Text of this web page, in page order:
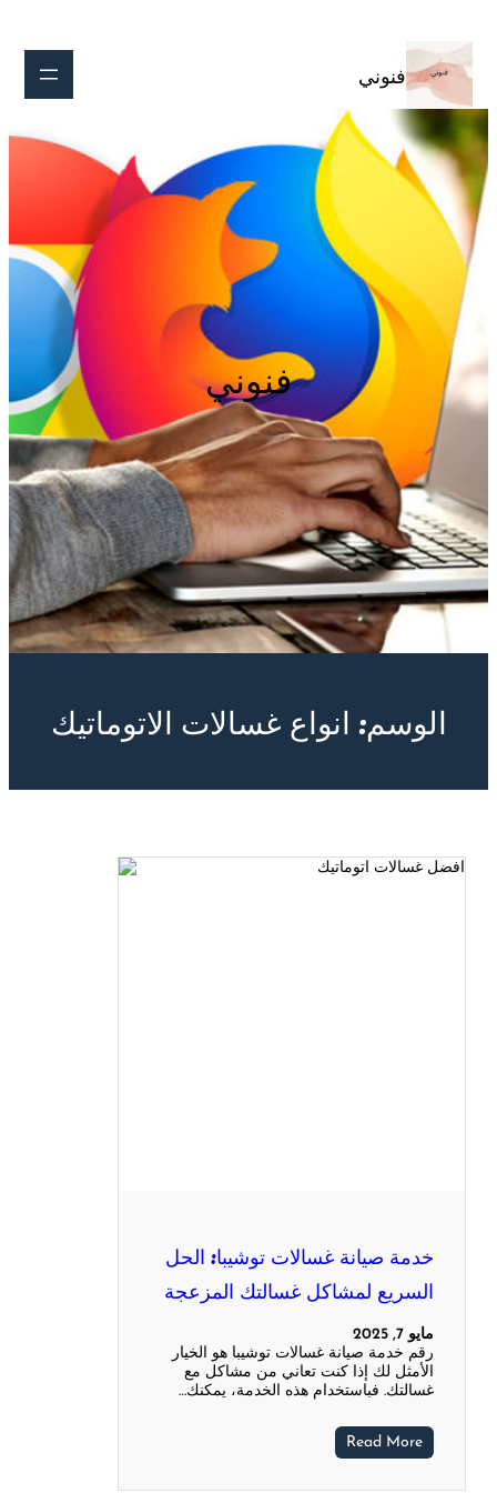
المحتوى
فنوني
فنوني
الوسم:انواع غسالات الاتوماتيك
خدمة صيانة غسالات توشيبا: الحل
السريع لمشاكل غسالتك المزعجة
مايو 7, 2025
رقم خدمة صيانة غسالات توشيبا هو الخيار
الأمثل لك إذا كنت تعاني من مشاكل مع
غسالتك. فباستخدام هذه الخدمة، يمكنك…
Read More